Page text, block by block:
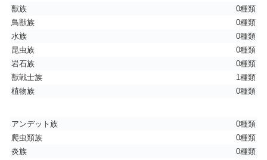
獣族
0種類
鳥獣族
0種類
水族
0種類
昆虫族
0種類
岩石族
0種類
獣戦士族
1種類
植物族
0種類
アンデット族
0種類
爬虫類族
0種類
炎族
0種類